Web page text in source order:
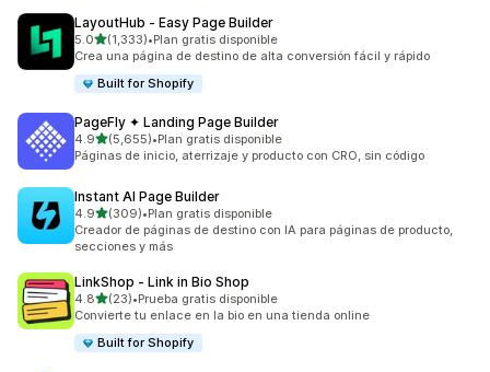
LayoutHub ‑ Easy Page Builder
5.0de 5 estrellas
(1,333)
1333 reseñas en total
•Plan gratis disponible
Crea una página de destino de alta conversión fácil y rápido
Built for Shopify
PageFly ✦ Landing Page Builder
4.9de 5 estrellas
(5,655)
5655 reseñas en total
•Plan gratis disponible
Páginas de inicio, aterrizaje y producto con CRO, sin código
Instant AI Page Builder
4.9de 5 estrellas
(309)
309 reseñas en total
•Plan gratis disponible
Creador de páginas de destino con IA para páginas de producto,
secciones y más
LinkShop ‑ Link in Bio Shop
4.8de 5 estrellas
(23)
23 reseñas en total
•Prueba gratis disponible
Convierte tu enlace en la bio en una tienda online
Built for Shopify